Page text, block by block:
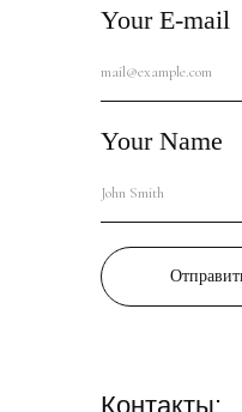
Your E-mail
Your Name
Контакты: